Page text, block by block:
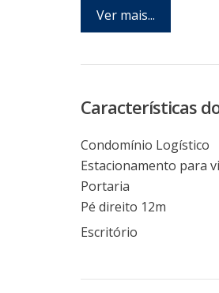
ônibus; sala de
localização
Ver mais...
Características
Condomínio Logístico
Estacionamento para
Portaria
Pé direito 12m
Escritório